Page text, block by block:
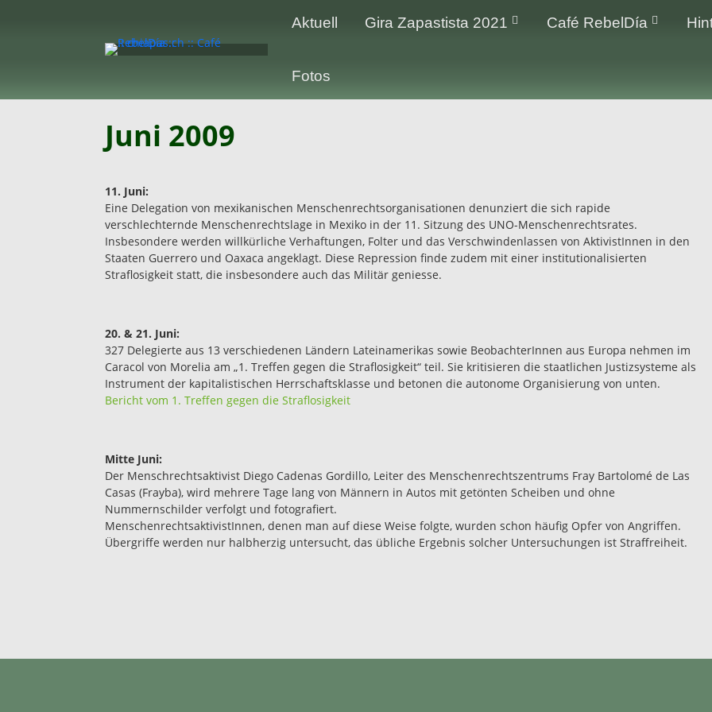
Aktuell Gira Zapastista 2021 Café RebelDía
Fotos
Juni 2009
11. Juni:
Eine Delegation von mexikanischen Menschenrechtsorganisationen denunziert die sich rapide
verschlechternde Menschenrechtslage in Mexiko in der 11. Sitzung des UNO-Menschenrechtsrates.
Insbesondere werden willkürliche Verhaftungen, Folter und das Verschwindenlassen von AktivistInnen in den
Staaten Guerrero und Oaxaca angeklagt. Diese Repression finde zudem mit einer institutionalisierten
Straflosigkeit statt, die insbesondere auch das Militär geniesse.
20. & 21. Juni:
327 Delegierte aus 13 verschiedenen Ländern Lateinamerikas sowie BeobachterInnen aus Europa nehmen im
Caracol von Morelia am „1. Treffen gegen die Straflosigkeit“ teil. Sie kritisieren die staatlichen Justizsysteme als
Instrument der kapitalistischen Herrschaftsklasse und betonen die autonome Organisierung von unten.
Bericht vom 1. Treffen gegen die Straflosigkeit
Mitte Juni:
Der Menschrechtsaktivist Diego Cadenas Gordillo, Leiter des Menschenrechtszentrums Fray Bartolomé de Las
Casas (Frayba), wird mehrere Tage lang von Männern in Autos mit getönten Scheiben und ohne
Nummernschilder verfolgt und fotografiert.
MenschenrechtsaktivistInnen, denen man auf diese Weise folgte, wurden schon häufig Opfer von Angriffen.
Übergriffe werden nur halbherzig untersucht, das übliche Ergebnis solcher Untersuchungen ist Straffreiheit.